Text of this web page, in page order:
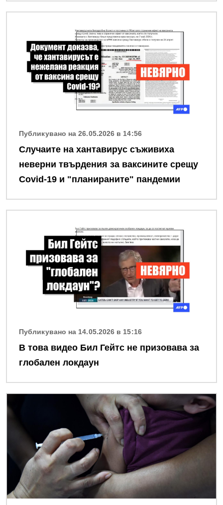
Публикувано на 26.05.2026 в 14:56
Случаите на хантавирус съживиха
неверни твърдения за ваксините срещу
Covid-19 и "планираните" пандемии
Публикувано на 14.05.2026 в 15:16
В това видео Бил Гейтс не призовава за
глобален локдаун